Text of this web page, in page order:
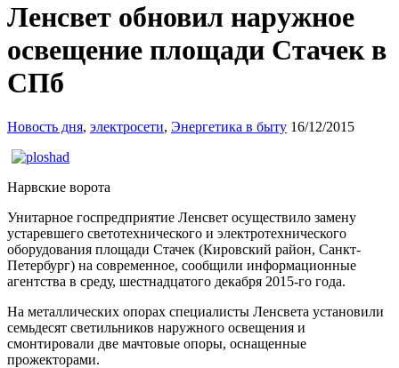
Ленсвет обновил наружное
освещение площади Стачек в
СПб
Новость дня, электросети, Энергетика в быту 16/12/2015
Нарвские ворота
Унитарное госпредприятие Ленсвет осуществило замену
устаревшего светотехнического и электротехнического
оборудования площади Стачек (Кировский район, Санкт-
Петербург) на современное, сообщили информационные
агентства в среду, шестнадцатого декабря 2015-го года.
На металлических опорах специалисты Ленсвета установили
семьдесят светильников наружного освещения и
смонтировали две мачтовые опоры, оснащенные
прожекторами.